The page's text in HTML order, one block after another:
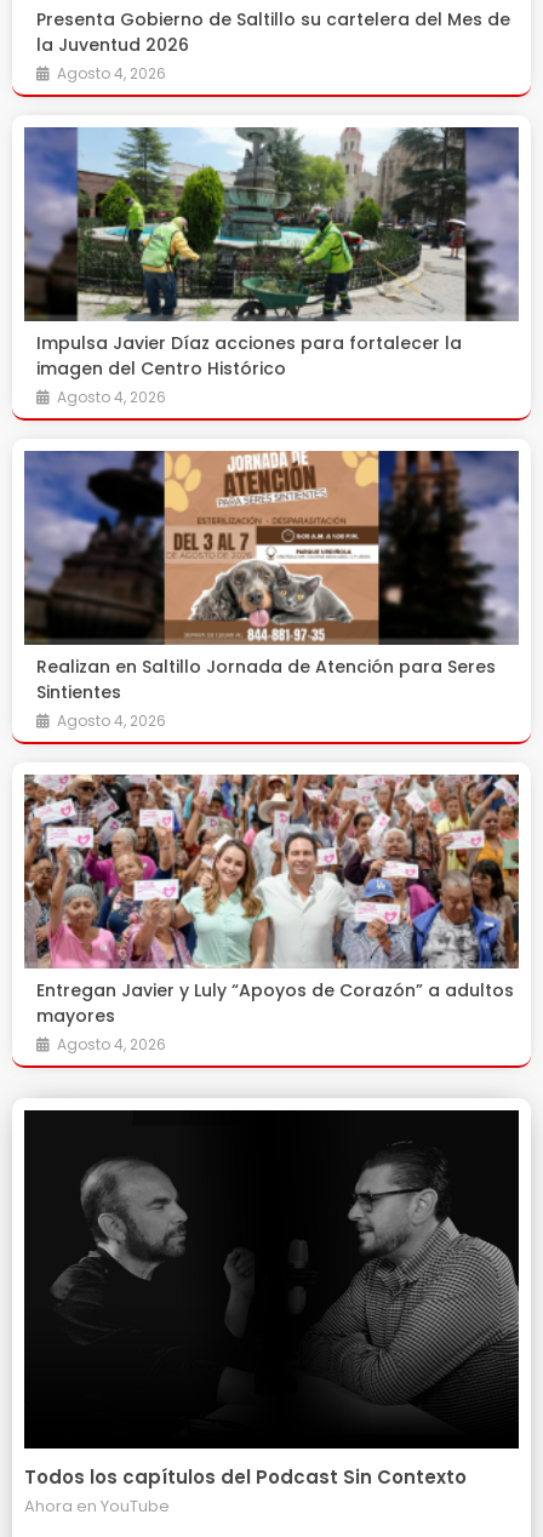
Presenta Gobierno de Saltillo su cartelera del Mes de
la Juventud 2026
Agosto 4, 2026
Impulsa Javier Díaz acciones para fortalecer la
imagen del Centro Histórico
Agosto 4, 2026
Realizan en Saltillo Jornada de Atención para Seres
Sintientes
Agosto 4, 2026
Entregan Javier y Luly “Apoyos de Corazón” a adultos
mayores
Agosto 4, 2026
Todos los capítulos del Podcast Sin Contexto
Ahora en YouTube